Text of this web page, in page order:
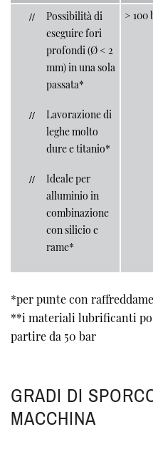
Possibilità di
eseguire fori
profondi (Ø < 2
mm) in una sola
passata*
Lavorazione di
leghe molto
dure e titanio*
Ideale per
alluminio in
combinazione
con silicio e
rame*
> 100
*per punte con
**i materiali lubrificanti
partire da 50 bar
GRADI DI
MACCHINA